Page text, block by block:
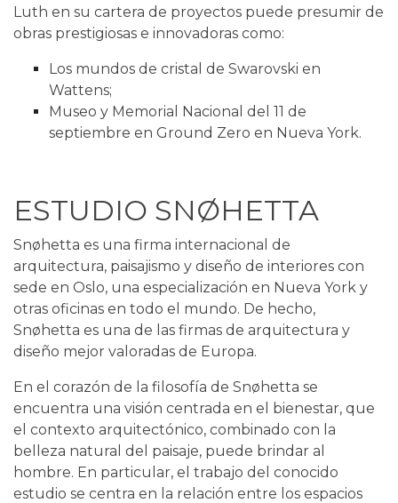
Luth en su cartera de proyectos puede presumir de
obras prestigiosas e innovadoras como:
Los mundos de cristal de Swarovski en
Wattens;
Museo y Memorial Nacional del 11 de
septiembre en Ground Zero en Nueva York.
ESTUDIO SNØHETTA
Snøhetta es una firma internacional de
arquitectura, paisajismo y diseño de interiores con
sede en Oslo, una especialización en Nueva York y
otras oficinas en todo el mundo. De hecho,
Snøhetta es una de las firmas de arquitectura y
diseño mejor valoradas de Europa.
En el corazón de la filosofía de Snøhetta se
encuentra una visión centrada en el bienestar, que
el contexto arquitectónico, combinado con la
belleza natural del paisaje, puede brindar al
hombre. En particular, el trabajo del conocido
estudio se centra en la relación entre los espacios